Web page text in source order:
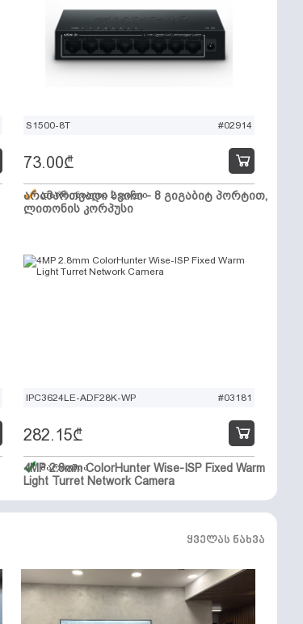
S1500-8T #02914
არამართვადი სვიჩი - 8 გიგაბიტ პორტით,
ლითონის კორპუსი
73.00₾
დარჩენილია 2 ცალი
IPC3624LE-ADF28K-WP #03181
4MP 2.8mm ColorHunter Wise-ISP Fixed Warm
Light Turret Network Camera
282.15₾
მარაგშია
ყველას ნახვა